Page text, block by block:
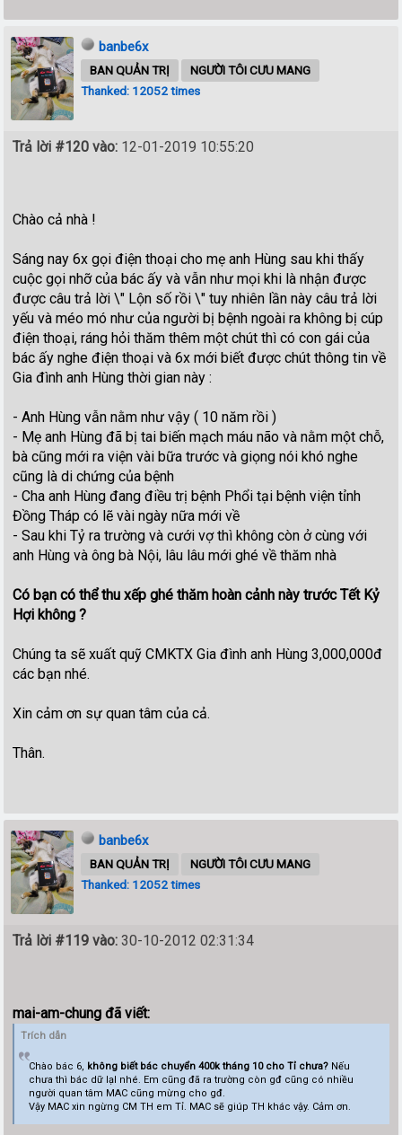
banbe6x
BAN QUẢN TRỊ
NGƯỜI TÔI CƯU MANG
Thanked: 12052 times
Trả lời #120 vào: 12-01-2019 10:55:20
Chào cả nhà !
Sáng nay 6x gọi điện thoại cho mẹ anh Hùng sau khi thấy
cuộc gọi nhỡ của bác ấy và vẫn như mọi khi là nhận được
được câu trả lời \" Lộn số rồi \" tuy nhiên lần này câu trả lời
yếu và méo mó như của người bị bệnh ngoài ra không bị cúp
điện thoại, ráng hỏi thăm thêm một chút thì có con gái của
bác ấy nghe điện thoại và 6x mới biết được chút thông tin về
Gia đình anh Hùng thời gian này :
- Anh Hùng vẫn nằm như vậy ( 10 năm rồi )
- Mẹ anh Hùng đã bị tai biến mạch máu não và nằm một chỗ,
bà cũng mới ra viện vài bữa trước và giọng nói khó nghe
cũng là di chứng của bệnh
- Cha anh Hùng đang điều trị bệnh Phổi tại bệnh viện tỉnh
Đồng Tháp có lẽ vài ngày nữa mới về
- Sau khi Tỷ ra trường và cưới vợ thì không còn ở cùng với
anh Hùng và ông bà Nội, lâu lâu mới ghé về thăm nhà
Có bạn có thể thu xếp ghé thăm hoàn cảnh này trước Tết Kỷ
Hợi không ?
Chúng ta sẽ xuất quỹ CMKTX Gia đình anh Hùng 3,000,000đ
các bạn nhé.
Xin cảm ơn sự quan tâm của cả.
Thân.
banbe6x
BAN QUẢN TRỊ
NGƯỜI TÔI CƯU MANG
Thanked: 12052 times
Trả lời #119 vào: 30-10-2012 02:31:34
mai-am-chung đã viết:
Trích dẫn
Chào bác 6, không biết bác chuyển 400k tháng 10 cho Tỉ chưa?Nếu
chưa thì bác dữ lạI nhé. Em cũng đã ra trường còn gđ cũng có nhiều
người quan tâm MAC cũng mừng cho gđ.
Vậy MAC xin ngừng CM TH em Tỉ. MAC sẽ giúp TH khác vậy. Cảm ơn.